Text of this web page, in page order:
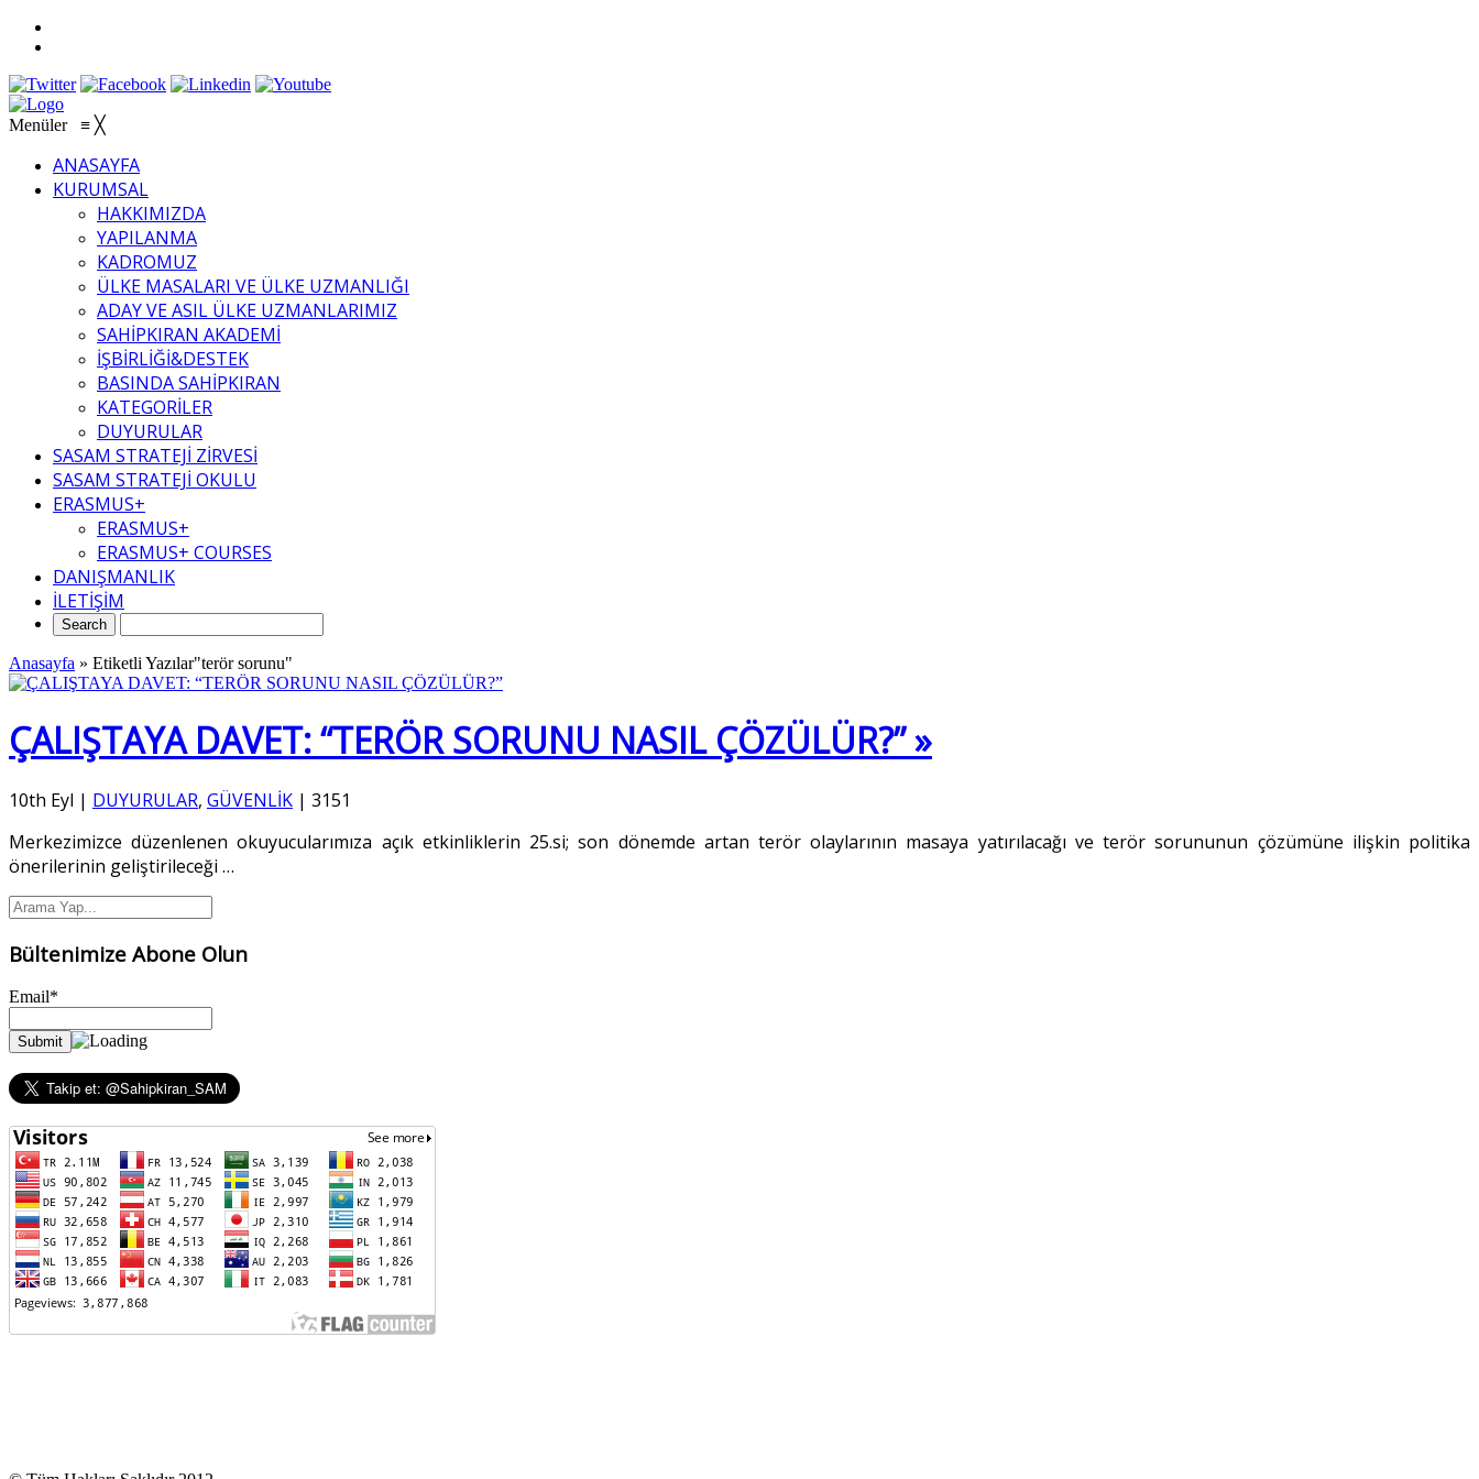
Menüler ≡ ╳
ANASAYFA
KURUMSAL
HAKKIMIZDA
YAPILANMA
KADROMUZ
ÜLKE MASALARI VE ÜLKE UZMANLIĞI
ADAY VE ASIL ÜLKE UZMANLARIMIZ
SAHİPKIRAN AKADEMİ
İŞBİRLİĞİ&DESTEK
BASINDA SAHİPKIRAN
KATEGORİLER
DUYURULAR
SASAM STRATEJİ ZİRVESİ
SASAM STRATEJİ OKULU
ERASMUS+
ERASMUS+
ERASMUS+ COURSES
DANIŞMANLIK
İLETİŞİM
Anasayfa » Etiketli Yazılar"terör sorunu"
ÇALIŞTAYA DAVET: “TERÖR SORUNU NASIL ÇÖZÜLÜR?” »
10th Eyl | DUYURULAR, GÜVENLİK | 3151
Merkezimizce düzenlenen okuyucularımıza açık etkinliklerin 25.si; son dönemde artan terör olaylarının masaya yatırılacağı ve terör sorununun çözümüne ilişkin politika
önerilerinin geliştirileceği …
Bültenimize Abone Olun
Email*